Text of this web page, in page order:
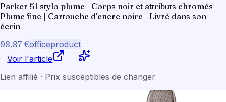
Parker 51 stylo plume | Corps noir et attributs chromés |
Plume fine | Cartouche d'encre noire | Livré dans son
écrin
98,87 €officeproduct
Voir l'article
Lien affilié · Prix susceptibles de changer